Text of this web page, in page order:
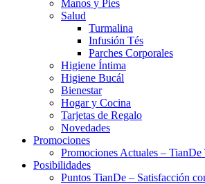
Manos y Pies
Salud
Turmalina
Infusión Tés
Parches Corporales
Higiene Íntima
Higiene Bucál
Bienestar
Hogar y Cocina
Tarjetas de Regalo
Novedades
Promociones
Promociones Actuales – TianDe
Posibilidades
Puntos TianDe – Satisfacción